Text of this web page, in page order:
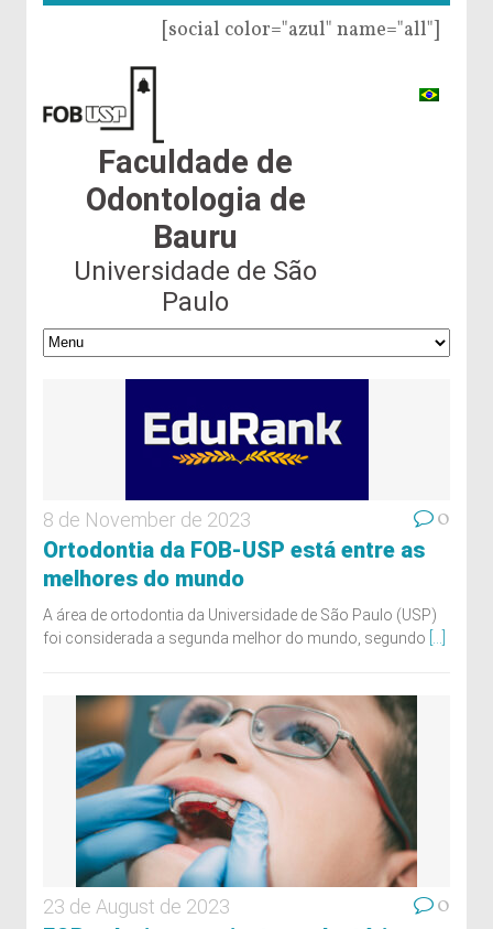
[social color="azul" name="all"]
Faculdade de
Odontologia de
Bauru
Universidade de São
Paulo
8 de November de 2023 0
Ortodontia da FOB-USP está entre as
melhores do mundo
A área de ortodontia da Universidade de São Paulo (USP)
foi considerada a segunda melhor do mundo, segundo
23 de August de 2023 0